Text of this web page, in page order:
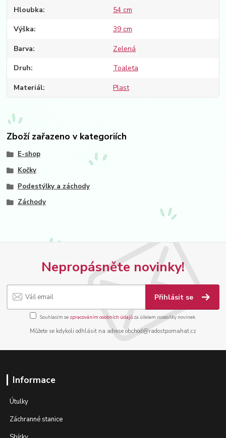
Hloubka 54 cm
Výška 39 cm
Barva Zelená
Druh Toaleta
Materiál Plast
Zboží zařazeno v kategoriích
E-shop
Kočky
Podestýlky a záchody
Záchody
Nepropásněte novinky!
Přihlásit se
Souhlasím se zpracováním osobních údajů za účelem rozesílky novinek.
Můžete se kdykoli odhlásit na adrese obchod@radostpomahat.cz
Informace
Útulky
Záchranné stanice